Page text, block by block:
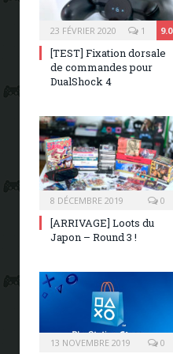
23 FÉVRIER 2020 9.0
1
[TEST] Fixation dorsale
de commandes pour
DualShock 4
8 DÉCEMBRE 2019 0
[ARRIVAGE] Loots du
Japon – Round 3 !
13 NOVEMBRE 2019 0